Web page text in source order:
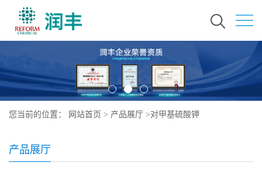
您当前的位置： 网站首页 > 产品展厅 >对甲基硫酸钾
产品展厅